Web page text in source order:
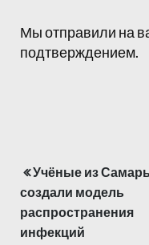
Мы отправили на
подтверждением.
Навигация
по
Учёные из
создали модель
распространения
инфекций